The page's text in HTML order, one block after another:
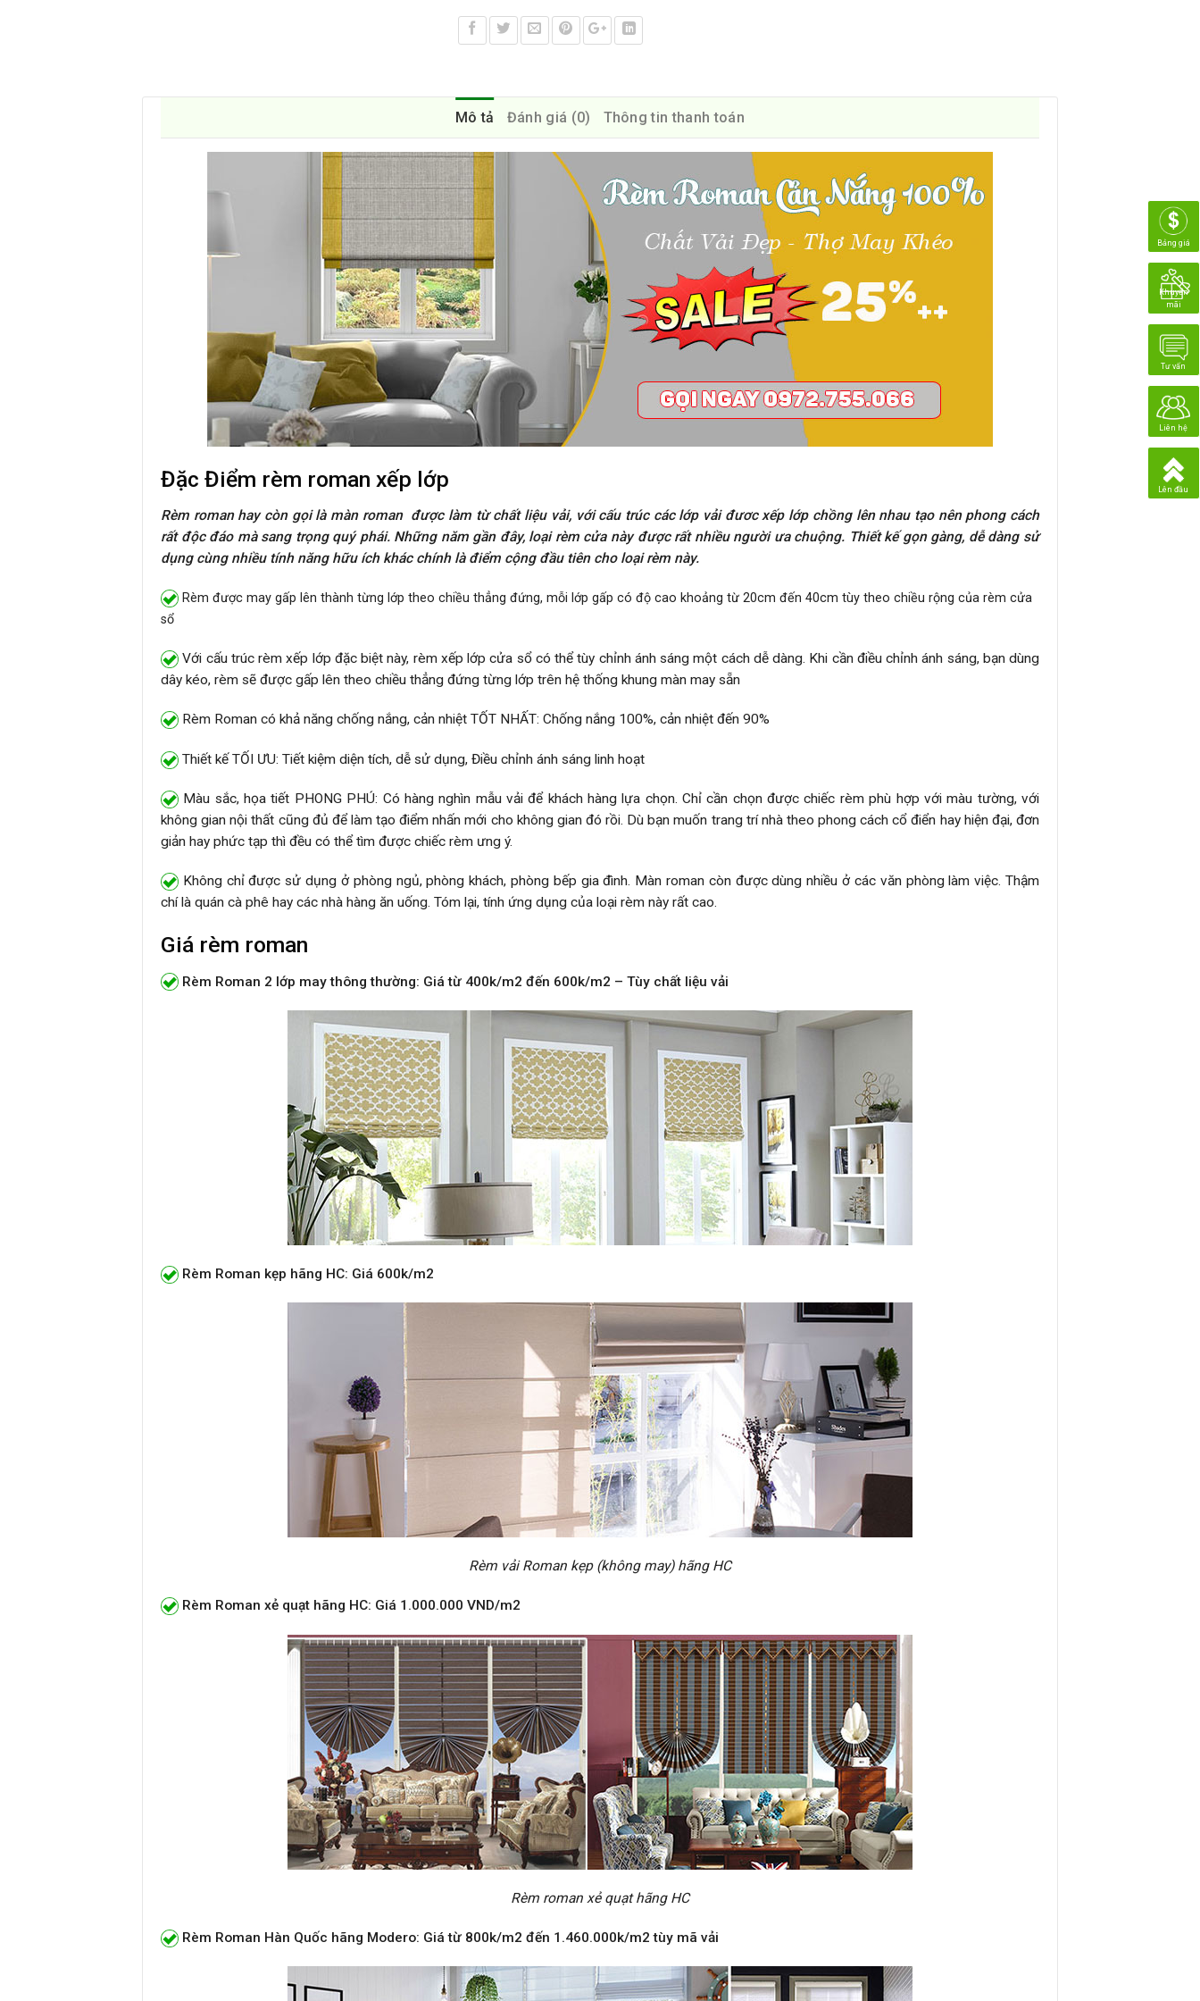
Mô tả Đánh giá (0) Thông tin thanh toán
Đặc Điểm rèm roman xếp lớp
Rèm roman hay còn gọi là màn roman được làm từ chất liệu vải, với cấu trúc các lớp vải đươc xếp lớp chồng lên nhau tạo nên phong cách
rất độc đáo mà sang trọng quý phái. Những năm gần đây, loại rèm cửa này được rất nhiều người ưa chuộng. Thiết kế gọn gàng, dễ dàng sử
dụng cùng nhiều tính năng hữu ích khác chính là điểm cộng đầu tiên cho loại rèm này.
Rèm được may gấp lên thành từng lớp theo chiều thẳng đứng, mỗi lớp gấp có độ cao khoảng từ 20cm đến 40cm tùy theo chiều rộng của rèm cửa
sổ
Với cấu trúc rèm xếp lớp đặc biệt này, rèm xếp lớp cửa sổ có thể tùy chỉnh ánh sáng một cách dễ dàng. Khi cần điều chỉnh ánh sáng, bạn dùng
dây kéo, rèm sẽ được gấp lên theo chiều thẳng đứng từng lớp trên hệ thống khung màn may sẵn
Rèm Roman có khả năng chống nắng, cản nhiệt TỐT NHẤT: Chống nắng 100%, cản nhiệt đến 90%
Thiết kế TỐI ƯU: Tiết kiệm diện tích, dễ sử dụng, Điều chỉnh ánh sáng linh hoạt
Màu sắc, họa tiết PHONG PHÚ: Có hàng nghìn mẫu vải để khách hàng lựa chọn. Chỉ cần chọn được chiếc rèm phù hợp với màu tường, với
không gian nội thất cũng đủ để làm tạo điểm nhấn mới cho không gian đó rồi. Dù bạn muốn trang trí nhà theo phong cách cổ điển hay hiện đại, đơn
giản hay phức tạp thì đều có thể tìm được chiếc rèm ưng ý.
Không chỉ được sử dụng ở phòng ngủ, phòng khách, phòng bếp gia đình. Màn roman còn được dùng nhiều ở các văn phòng làm việc. Thậm
chí là quán cà phê hay các nhà hàng ăn uống. Tóm lại, tính ứng dụng của loại rèm này rất cao.
Giá rèm roman
Rèm Roman 2 lớp may thông thường: Giá từ 400k/m2 đến 600k/m2 – Tùy chất liệu vải
Rèm Roman kẹp hãng HC: Giá 600k/m2
Rèm vải Roman kẹp (không may) hãng HC
Rèm Roman xẻ quạt hãng HC: Giá 1.000.000 VND/m2
Rèm roman xẻ quạt hãng HC
Rèm Roman Hàn Quốc hãng Modero: Giá từ 800k/m2 đến 1.460.000k/m2 tùy mã vải
Bảng giá
Khuyến
mãi
Tư vấn
Liên hệ
Lên đầu